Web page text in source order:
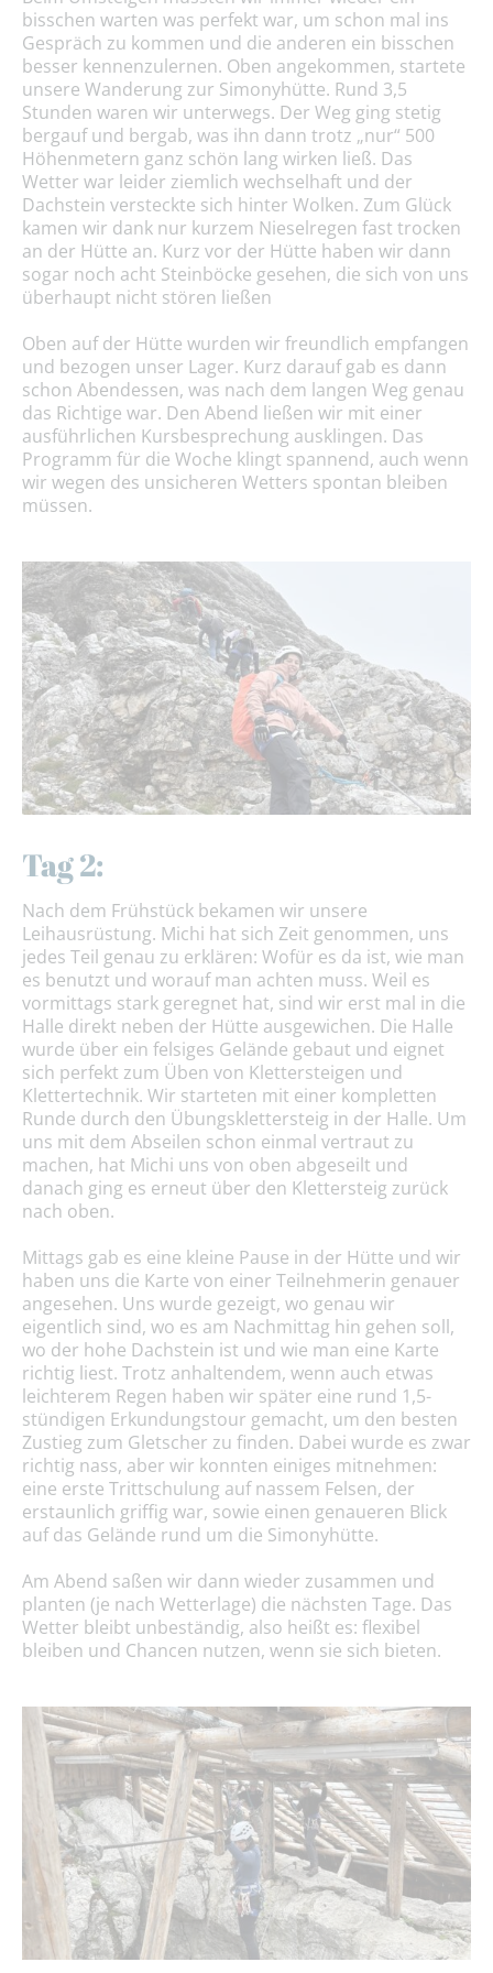
bisschen warten was perfekt war, um schon mal ins
Gespräch zu kommen und die anderen ein bisschen
besser kennenzulernen. Oben angekommen, startete
unsere Wanderung zur Simonyhütte. Rund 3,5
Stunden waren wir unterwegs. Der Weg ging stetig
bergauf und bergab, was ihn dann trotz „nur“ 500
Höhenmetern ganz schön lang wirken ließ. Das
Wetter war leider ziemlich wechselhaft und der
Dachstein versteckte sich hinter Wolken. Zum Glück
kamen wir dank nur kurzem Nieselregen fast trocken
an der Hütte an. Kurz vor der Hütte haben wir dann
sogar noch acht Steinböcke gesehen, die sich von uns
überhaupt nicht stören ließen
Oben auf der Hütte wurden wir freundlich empfangen
und bezogen unser Lager. Kurz darauf gab es dann
schon Abendessen, was nach dem langen Weg genau
das Richtige war. Den Abend ließen wir mit einer
ausführlichen Kursbesprechung ausklingen. Das
Programm für die Woche klingt spannend, auch wenn
wir wegen des unsicheren Wetters spontan bleiben
müssen.
Tag 2:
Nach dem Frühstück bekamen wir unsere
Leihausrüstung. Michi hat sich Zeit genommen, uns
jedes Teil genau zu erklären: Wofür es da ist, wie man
es benutzt und worauf man achten muss. Weil es
vormittags stark geregnet hat, sind wir erst mal in die
Halle direkt neben der Hütte ausgewichen. Die Halle
wurde über ein felsiges Gelände gebaut und eignet
sich perfekt zum Üben von Klettersteigen und
Klettertechnik. Wir starteten mit einer kompletten
Runde durch den Übungsklettersteig in der Halle. Um
uns mit dem Abseilen schon einmal vertraut zu
machen, hat Michi uns von oben abgeseilt und
danach ging es erneut über den Klettersteig zurück
nach oben.
Mittags gab es eine kleine Pause in der Hütte und wir
haben uns die Karte von einer Teilnehmerin genauer
angesehen. Uns wurde gezeigt, wo genau wir
eigentlich sind, wo es am Nachmittag hin gehen soll,
wo der hohe Dachstein ist und wie man eine Karte
richtig liest. Trotz anhaltendem, wenn auch etwas
leichterem Regen haben wir später eine rund 1,5-
stündigen Erkundungstour gemacht, um den besten
Zustieg zum Gletscher zu finden. Dabei wurde es zwar
richtig nass, aber wir konnten einiges mitnehmen:
eine erste Trittschulung auf nassem Felsen, der
erstaunlich griffig war, sowie einen genaueren Blick
auf das Gelände rund um die Simonyhütte.
Am Abend saßen wir dann wieder zusammen und
planten (je nach Wetterlage) die nächsten Tage. Das
Wetter bleibt unbeständig, also heißt es: flexibel
bleiben und Chancen nutzen, wenn sie sich bieten.